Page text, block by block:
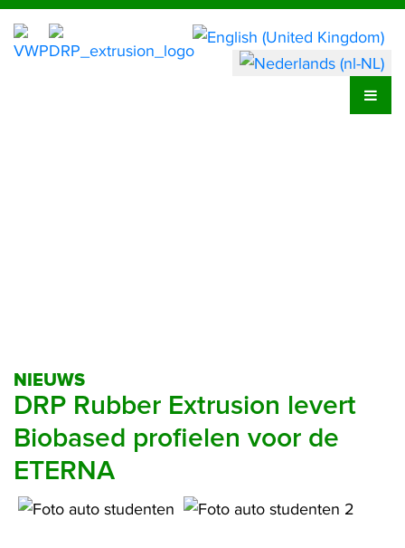
NIEUWS
DRP Rubber Extrusion levert
Biobased profielen voor de
ETERNA